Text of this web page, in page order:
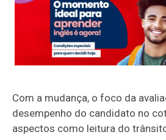
Com a mudança, o foco da
desempenho do candidato no
aspectos como leitura do